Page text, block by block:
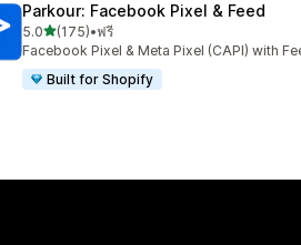
Parkour: Facebook Pixel & Feed
5.0เต็ม 5 ดาว
(175)
ทั้งหมด 175 รีวิว
•ฟรี
Facebook Pixel & Meta Pixel (CAPI) with
Built for Shopify